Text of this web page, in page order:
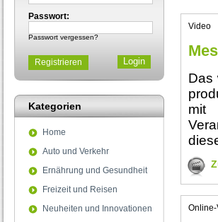
Passwort:
Passwort vergessen?
Registrieren
Kategorien
Home
Auto und Verkehr
Ernährung und Gesundheit
Freizeit und Reisen
Neuheiten und Innovationen
Video
Das
mit